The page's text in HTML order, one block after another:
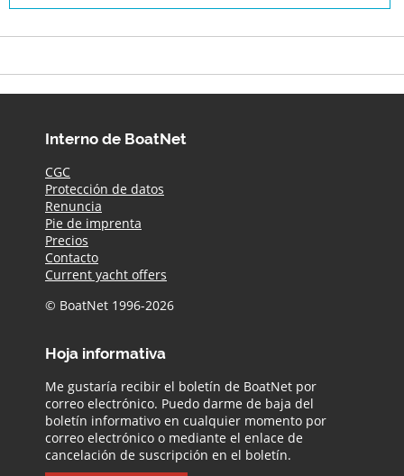
Interno de BoatNet
CGC
Protección de datos
Renuncia
Pie de imprenta
Precios
Contacto
Current yacht offers
© BoatNet 1996-2026
Hoja informativa
Me gustaría recibir el boletín de BoatNet por
correo electrónico. Puedo darme de baja del
boletín informativo en cualquier momento por
correo electrónico o mediante el enlace de
cancelación de suscripción en el boletín.